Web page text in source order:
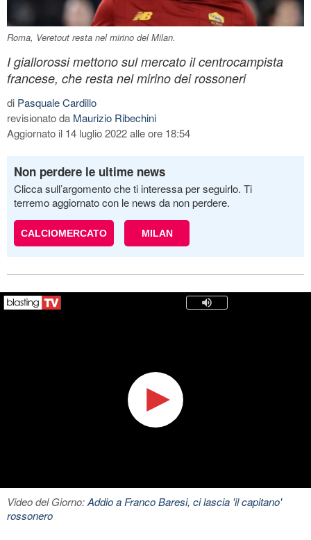
Roma, Veretout resta nel mirino del Milan.
I giallorossi mettono sul mercato il centrocampista
francese, che resta nel mirino dei rossoneri
di Pasquale Cardillo
revisionato da Maurizio Ribechini
Aggiornato il 14 luglio 2022 alle ore 18:54
Non perdere le ultime news
Clicca sull’argomento che ti interessa per seguirlo. Ti
terremo aggiornato con le news da non perdere.
CALCIOMERCATO MILAN
Video del Giorno:Addio a Franco Baresi, ci lascia 'il capitano'
rossonero